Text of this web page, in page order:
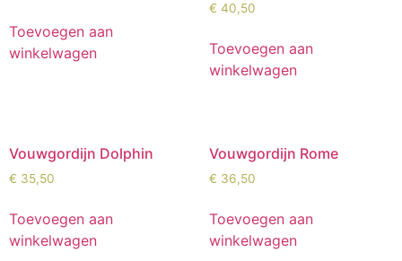
Toevoegen aan
winkelwagen
€ 40,50
Toevoegen aan
winkelwagen
Vouwgordijn Dolphin
€ 35,50
Toevoegen aan
winkelwagen
Vouwgordijn Rome
€ 36,50
Toevoegen aan
winkelwagen